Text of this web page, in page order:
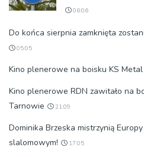
06:06
Do końca sierpnia zamknięta
05:05
Kino plenerowe na boisku KS
Kino plenerowe RDN zawitało na
Tarnowie
21:09
Dominika Brzeska mistrzynią
slalomowym!
17:05